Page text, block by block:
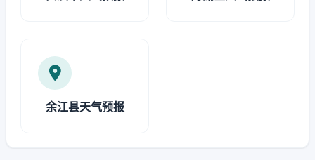
余江县天气预报